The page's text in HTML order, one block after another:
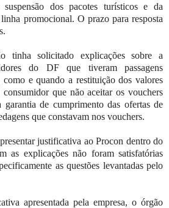
suspensão dos pacotes turísticos e da
linha promocional. O prazo para resposta
tinha solicitado explicações sobre a
do DF que tiveram passagens
como e quando a restituição dos valores
que não aceitar os vouchers
garantia de cumprimento das ofertas de
que constavam nos vouchers.
justificativa ao Procon dentro do
as explicações não foram satisfatórias
as questões levantadas pelo
apresentada pela empresa, o órgão